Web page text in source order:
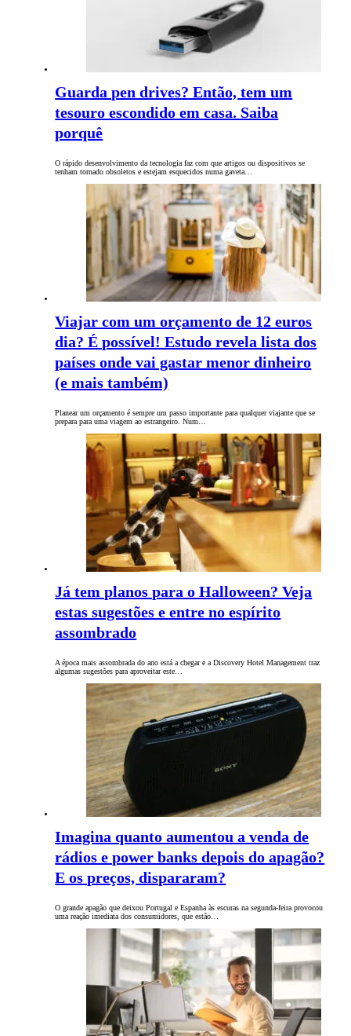
Guarda pen drives? Então, tem um
tesouro escondido em casa. Saiba
porquê
O rápido desenvolvimento da tecnologia faz com que artigos ou dispositivos se
tenham tornado obsoletos e estejam esquecidos numa gaveta…
Viajar com um orçamento de 12 euros
dia? É possível! Estudo revela lista dos
países onde vai gastar menor dinheiro
(e mais também)
Planear um orçamento é sempre um passo importante para qualquer viajante que se
prepara para uma viagem ao estrangeiro. Num…
Já tem planos para o Halloween? Veja
estas sugestões e entre no espírito
assombrado
A época mais assombrada do ano está a chegar e a Discovery Hotel Management traz
algumas sugestões para aproveitar este…
Imagina quanto aumentou a venda de
rádios e power banks depois do apagão?
E os preços, dispararam?
O grande apagão que deixou Portugal e Espanha às escuras na segunda-feira provocou
uma reação imediata dos consumidores, que estão…